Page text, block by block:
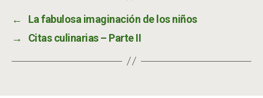
←
La fabulosa imaginación de los niños
→
Citas culinarias – Parte II